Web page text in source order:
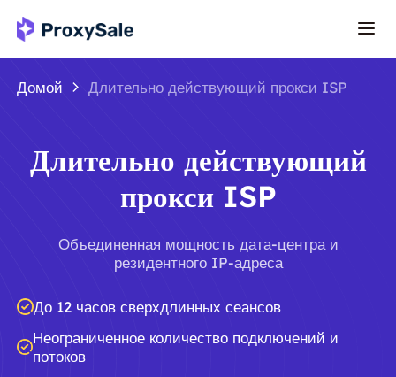
Домой Длительно действующий прокси ISP
Длительно действующий
прокси ISP
Объединенная мощность дата-центра и
резидентного IP-адреса
До 12 часов сверхдлинных сеансов
Неограниченное количество подключений и
потоков